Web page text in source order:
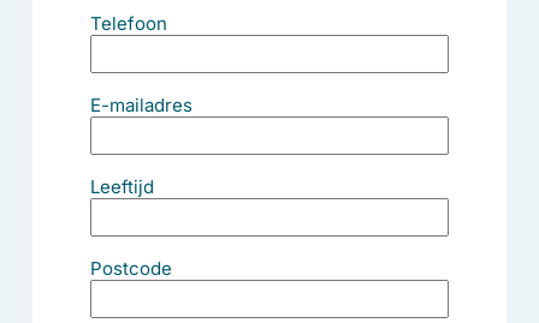
Telefoon
E-mailadres
Leeftijd
Postcode